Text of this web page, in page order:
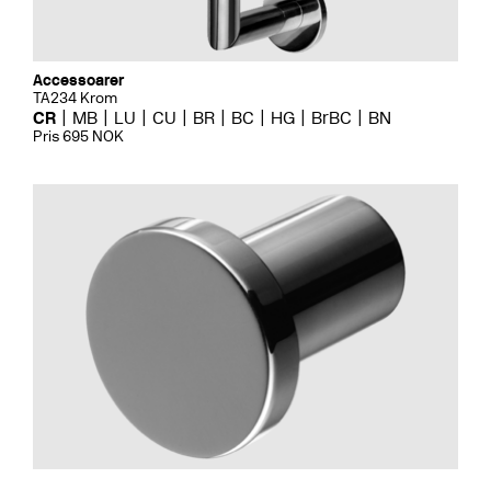
Accessoarer
TA234 Krom
CR MB LU CU BR BC HG BrBC BN
Pris 695 NOK